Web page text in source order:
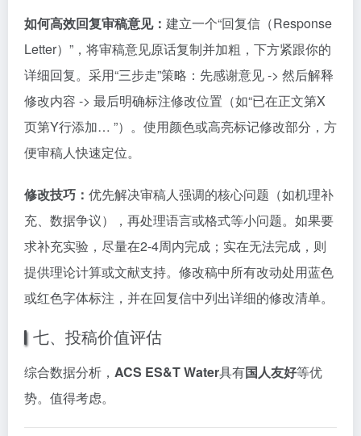
如何高效回复审稿意见： 建立一个“回复信（Response
Letter）”，将审稿意见原话复制并加粗，下方紧跟你的
详细回复。采用“三步走”策略：先感谢意见 -> 然后解释
修改内容 -> 最后明确标注修改位置（如“已在正文第X
页第Y行添加… ”）。使用颜色或高亮标记修改部分，方
便审稿人快速定位。
修改技巧： 优先解决审稿人强调的核心问题（如机理补
充、数据争议），再处理语言或格式等小问题。如果要
求补充实验，尽量在2-4周内完成；实在无法完成，则
提供理论计算或文献支持。修改稿中所有改动处用蓝色
或红色字体标注，并在回复信中列出详细的修改清单。
七、投稿价值评估
综合数据分析， ACS ES&T Water具有国人友好等优
势。值得考虑。